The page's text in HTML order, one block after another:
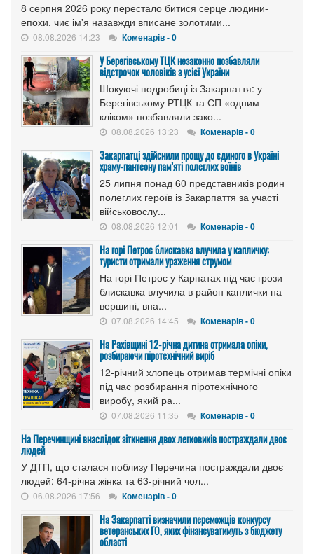
8 серпня 2026 року перестало битися серце людини-
епохи, чиє ім'я назавжди вписане золотими...
08.08.2026 14:23 Коменарів - 0
У Берегівському ТЦК незаконно позбавляли
відстрочок чоловіків з усієї України
Шокуючі подробиці із Закарпаття: у
Берегівському РТЦК та СП «одним
кліком» позбавляли зако...
08.08.2026 13:23 Коменарів - 0
Закарпатці здійснили прощу до єдиного в Україні
храму-пантеону пам’яті полеглих воїнів
25 липня понад 60 представників родин
полеглих героїв із Закарпаття за участі
військовослу...
08.08.2026 12:01 Коменарів - 0
На горі Петрос блискавка влучила у капличку:
туристи отримали ураження струмом
На горі Петрос у Карпатах під час грози
блискавка влучила в район каплички на
вершині, вна...
07.08.2026 14:45 Коменарів - 0
На Рахівщині 12-річна дитина отримала опіки,
розбираючи піротехнічний виріб
12-річний хлопець отримав термічні опіки
під час розбирання піротехнічного
виробу, який ра...
07.08.2026 11:35 Коменарів - 0
На Перечинщині внаслідок зіткнення двох легковиків постраждали двоє
людей
У ДТП, що сталася поблизу Перечина постраждали двоє
людей: 64-річна жінка та 63-річний чол...
06.08.2026 17:56 Коменарів - 0
На Закарпатті визначили переможців конкурсу
ветеранських ГО, яких фінансуватимуть з бюджету
області